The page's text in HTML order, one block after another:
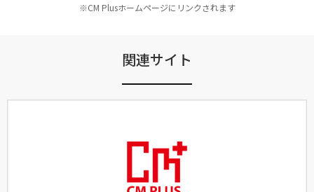
※CM Plusホームページにリンクされます
関連サイト